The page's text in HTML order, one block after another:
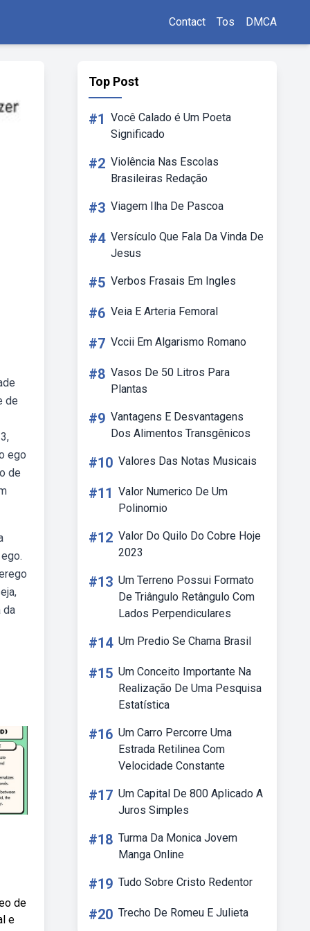
Contact Tos DMCA
de
ego
de
da
de
e
Top Post
#1 Você Calado é Um Poeta
Significado
#2 Violência Nas Escolas
Brasileiras Redação
#3 Viagem Ilha De Pascoa
#4 Versículo Que Fala Da Vinda De
Jesus
#5 Verbos Frasais Em Ingles
#6 Veia E Arteria Femoral
#7 Vccii Em Algarismo Romano
#8 Vasos De 50 Litros Para
Plantas
#9 Vantagens E Desvantagens
Dos Alimentos Transgênicos
#10 Valores Das Notas Musicais
#11 Valor Numerico De Um
Polinomio
#12 Valor Do Quilo Do Cobre Hoje
2023
#13 Um Terreno Possui Formato
De Triângulo Retângulo Com
Lados Perpendiculares
#14 Um Predio Se Chama Brasil
#15 Um Conceito Importante Na
Realização De Uma Pesquisa
Estatística
#16 Um Carro Percorre Uma
Estrada Retilinea Com
Velocidade Constante
#17 Um Capital De 800 Aplicado A
Juros Simples
#18 Turma Da Monica Jovem
Manga Online
#19 Tudo Sobre Cristo Redentor
#20 Trecho De Romeu E Julieta